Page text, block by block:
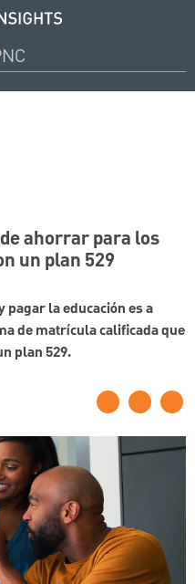
ahorrar para los
un plan 529
la educación es a
de matrícula calificada que
plan 529.